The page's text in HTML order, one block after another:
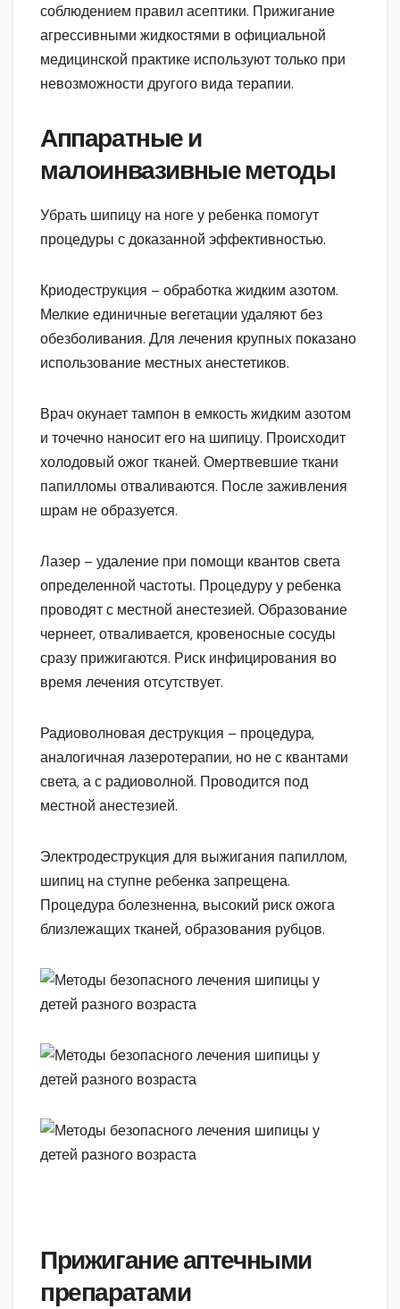
соблюдением правил асептики. Прижигание
агрессивными жидкостями в официальной
медицинской практике используют только при
невозможности другого вида терапии.
Аппаратные и
малоинвазивные методы
Убрать шипицу на ноге у ребенка помогут
процедуры с доказанной эффективностью.
Криодеструкция – обработка жидким азотом.
Мелкие единичные вегетации удаляют без
обезболивания. Для лечения крупных показано
использование местных анестетиков.
Врач окунает тампон в емкость жидким азотом
и точечно наносит его на шипицу. Происходит
холодовый ожог тканей. Омертвевшие ткани
папилломы отваливаются. После заживления
шрам не образуется.
Лазер – удаление при помощи квантов света
определенной частоты. Процедуру у ребенка
проводят с местной анестезией. Образование
чернеет, отваливается, кровеносные сосуды
сразу прижигаются. Риск инфицирования во
время лечения отсутствует.
Радиоволновая деструкция – процедура,
аналогичная лазеротерапии, но не с квантами
света, а с радиоволной. Проводится под
местной анестезией.
Электродеструкция для выжигания папиллом,
шипиц на ступне ребенка запрещена.
Процедура болезненна, высокий риск ожога
близлежащих тканей, образования рубцов.
Прижигание аптечными
препаратами